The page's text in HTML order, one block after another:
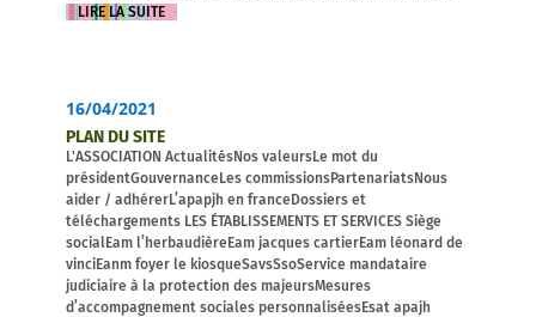
LIRE LA SUITE
16/04/2021
PLAN DU SITE
L'ASSOCIATION ActualitésNos valeursLe mot du
présidentGouvernanceLes commissionsPartenariatsNous
aider / adhérerL’apapjh en franceDossiers et
téléchargements LES ÉTABLISSEMENTS ET SERVICES Siège
socialEam l’herbaudièreEam jacques cartierEam léonard de
vinciEanm foyer le kiosqueSavsSsoService mandataire
judiciaire à la protection des majeursMesures
d’accompagnement sociales personnaliséesEsat apajh